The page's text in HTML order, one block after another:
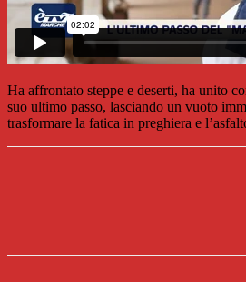
Ha affrontato steppe e deserti, ha unito
suo ultimo passo, lasciando un vuoto
trasformare la fatica in preghiera e